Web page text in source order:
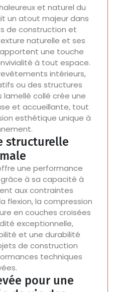
et naturel du
un atout majeur dans
de construction et
naturelle et ses
une touche
à tout espace.
intérieurs,
ou des structures
collé crée une
et accueillante, tout
esthétique unique à
structurelle
une performance
à sa capacité à
aux contraintes
flexion, la compression
en couches croisées
exceptionnelle,
et une durabilité
de construction
techniques
pour une